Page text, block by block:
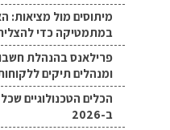
מיתוסים מול מציאות:
במתמטיקה כדי
פרילאנס בהנהלת
ומנהלים תיקים
הכלים הטכנולוגיים
ב-2026